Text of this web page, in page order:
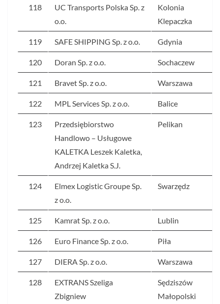
118
UC Transports Polska Sp. z
o.o.
Kolonia
Klepaczka
119 SAFE SHIPPING Sp. z o.o. Gdynia
120 Doran Sp. z o.o. Sochaczew
121 Bravet Sp. z o.o. Warszawa
122 MPL Services Sp. z o.o. Balice
123
Przedsiębiorstwo
Handlowo – Usługowe
KALETKA Leszek Kaletka,
Andrzej Kaletka S.J.
Pelikan
124
Elmex Logistic Groupe Sp.
z o.o.
Swarzędz
125 Kamrat Sp. z o.o. Lublin
126 Euro Finance Sp. z o.o. Piła
127 DIERA Sp. z o.o. Warszawa
128
EXTRANS Szeliga
Zbigniew
Sędziszów
Małopolski